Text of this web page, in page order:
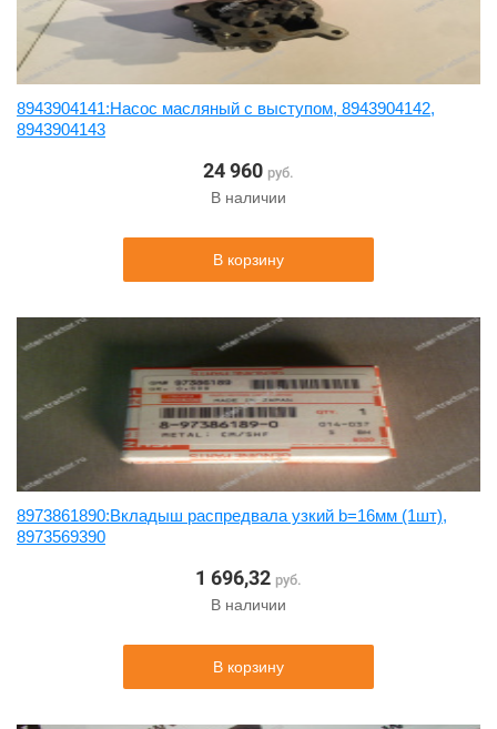
8943904141:Насос масляный с выступом, 8943904142,
8943904143
24 960 руб.
В наличии
В корзину
8973861890:Вкладыш распредвала узкий b=16мм (1шт),
8973569390
1 696,32 руб.
В наличии
В корзину